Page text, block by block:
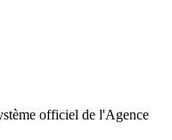
officiel de l'Agence